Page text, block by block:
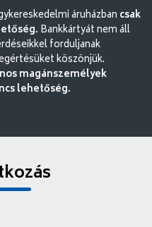
áruházban csak
Bankkártyát nem áll
forduljanak
köszönjük.
magánszemélyek
lehetőség.